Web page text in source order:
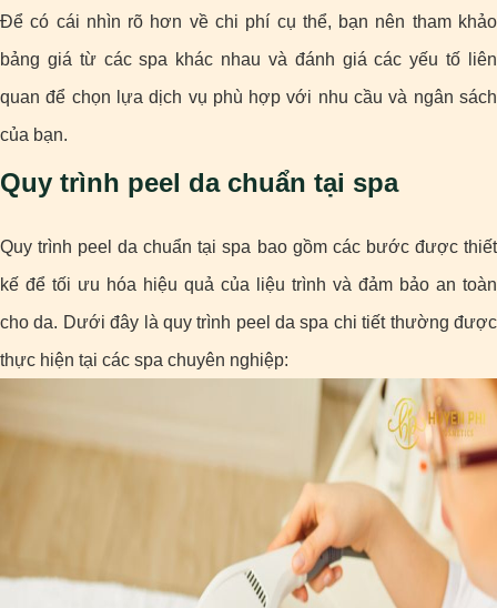
Để có cái nhìn rõ hơn về chi phí cụ thể, bạn nên tham khảo
bảng giá từ các spa khác nhau và đánh giá các yếu tố liên
quan để chọn lựa dịch vụ phù hợp với nhu cầu và ngân sách
của bạn.
Quy trình peel da chuẩn tại spa
Quy trình peel da chuẩn tại spa bao gồm các bước được thiết
kế để tối ưu hóa hiệu quả của liệu trình và đảm bảo an toàn
cho da. Dưới đây là quy trình peel da spa chi tiết thường được
thực hiện tại các spa chuyên nghiệp: